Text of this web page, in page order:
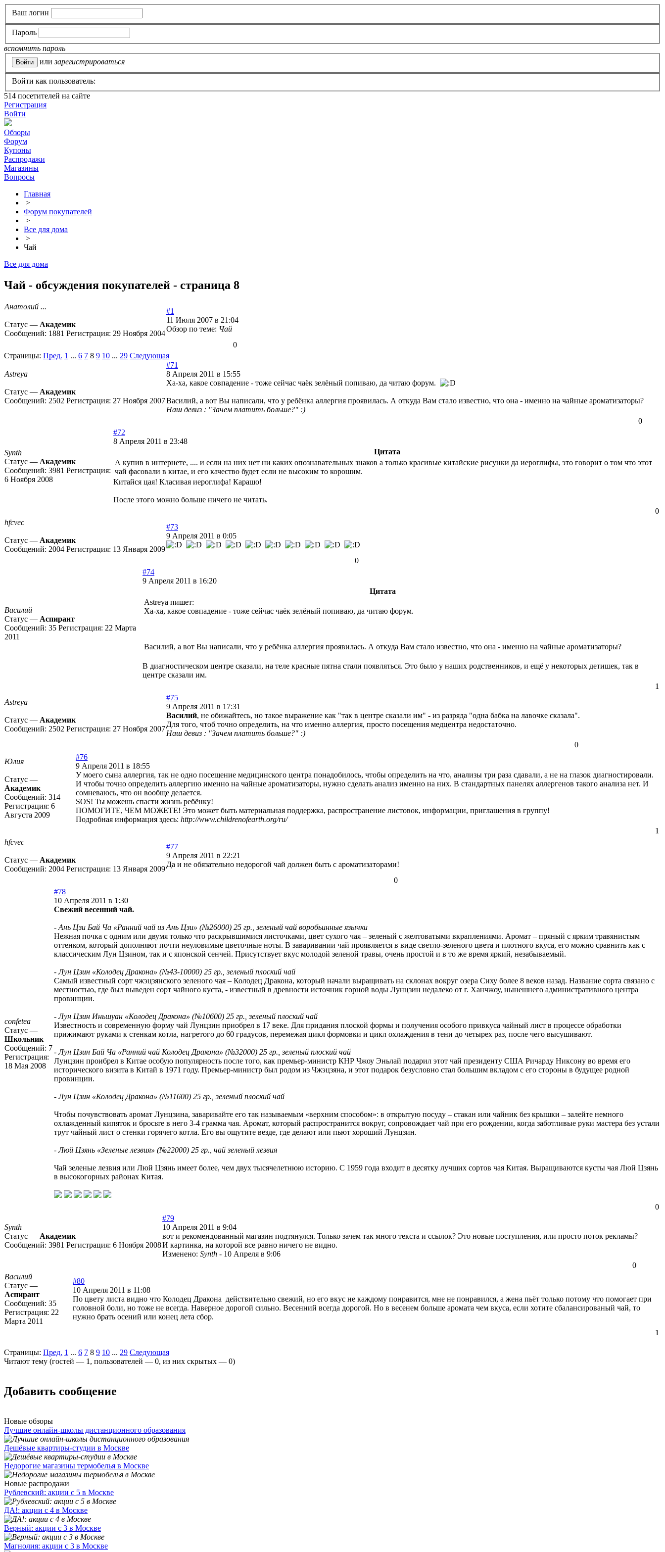
Ваш логин
Пароль
вспомнить пароль
или зарегистрироваться
Войти как пользователь:
514 посетителей на сайте
Регистрация
Войти
Обзоры
Форум
Купоны
Распродажи
Магазины
Вопросы
Главная
>
Форум покупателей
>
Все для дома
>
Чай
Все для дома
Чай - обсуждения покупателей - страница 8
Анатолий ...
Статус — Академик
Сообщений: 1881 Регистрация: 29 Ноября 2004
#1
11 Июля 2007 в 21:04
Обзор по теме: Чай
0
Страницы: Пред. 1 ... 6 7 8 9 10 ... 29 Следующая
Astreya
Статус — Академик
Сообщений: 2502 Регистрация: 27 Ноября 2007
#71
8 Апреля 2011 в 15:55
Ха-ха, какое совпадение - тоже сейчас чаёк зелёный попиваю, да читаю форум.
Василий, а вот Вы написали, что у ребёнка аллергия проявилась. А откуда Вам стало известно, что она - именно на чайные ароматизаторы?
Наш девиз : "Зачем платить больше?" :)
0
Synth
Статус — Академик
Сообщений: 3981 Регистрация:
6 Ноября 2008
#72
8 Апреля 2011 в 23:48
Цитата
А купив в интернете, .... и если на них нет ни каких опознавательных знаков а только красивые китайские рисунки да иероглифы, это говорит о том что этот
чай фасовали в китае, и его качество будет если не высоким то корошим.
Китайся цая! Класивая иероглифа! Карашо!
После этого можно больше ничего не читать.
0
hfcvec
Статус — Академик
Сообщений: 2004 Регистрация: 13 Января 2009
#73
9 Апреля 2011 в 0:05
0
Василий
Статус — Аспирант
Сообщений: 35 Регистрация: 22 Марта
2011
#74
9 Апреля 2011 в 16:20
Цитата
Astreya пишет:
Ха-ха, какое совпадение - тоже сейчас чаёк зелёный попиваю, да читаю форум.
Василий, а вот Вы написали, что у ребёнка аллергия проявилась. А откуда Вам стало известно, что она - именно на чайные ароматизаторы?
В диагностическом центре сказали, на теле красные пятна стали появляться. Это было у наших родственников, и ещё у некоторых детишек, так в
центре сказали им.
1
Astreya
Статус — Академик
Сообщений: 2502 Регистрация: 27 Ноября 2007
#75
9 Апреля 2011 в 17:31
Василий, не обижайтесь, но такое выражение как "так в центре сказали им" - из разряда "одна бабка на лавочке сказала".
Для того, чтоб точно определить, на что именно аллергия, просто посещения медцентра недостаточно.
Наш девиз : "Зачем платить больше?" :)
0
Юлия
Статус —
Академик
Сообщений: 314
Регистрация: 6
Августа 2009
#76
9 Апреля 2011 в 18:55
У моего сына аллергия, так не одно посещение медицинского центра понадобилось, чтобы определить на что, анализы три раза сдавали, а не на глазок диагностировали.
И чтобы точно определить аллергию именно на чайные ароматизаторы, нужно сделать анализ именно на них. В стандартных панелях аллергенов такого анализа нет. И
сомневаюсь, что он вообще делается.
SOS! Ты можешь спасти жизнь ребёнку!
ПОМОГИТЕ, ЧЕМ МОЖЕТЕ! Это может быть материальная поддержка, распространение листовок, информации, приглашения в группу!
Подробная информация здесь: http://www.childrenofearth.org/ru/
1
hfcvec
Статус — Академик
Сообщений: 2004 Регистрация: 13 Января 2009
#77
9 Апреля 2011 в 22:21
Да и не обязательно недорогой чай должен быть с ароматизаторами!
0
confetea
Статус —
Школьник
Сообщений: 7
Регистрация:
18 Мая 2008
#78
10 Апреля 2011 в 1:30
Свежий весенний чай.
- Ань Цзи Бай Ча «Ранний чай из Ань Цзи» (№26000) 25 гр., зеленый чай воробьинные язычки
Нежная почка с одним или двумя только что раскрывшимися листочками, цвет сухого чая – зеленый с желтоватыми вкраплениями. Аромат – пряный с ярким травянистым
оттенком, который дополняют почти неуловимые цветочные ноты. В заваривании чай проявляется в виде светло-зеленого цвета и плотного вкуса, его можно сравнить как с
классическим Лун Цзином, так и с японской сенчей. Присутствует вкус молодой зеленой травы, очень простой и в то же время яркий, незабываемый.
-Лун Цзин «Колодец Дракона» (№43-10000) 25 гр., зеленый плоский чай
Самый известный сорт чжэцзянского зеленого чая – Колодец Дракона, который начали выращивать на склонах вокруг озера Сиху более 8 веков назад. Название сорта связано с
местностью, где был выведен сорт чайного куста, - известный в древности источник горной воды Лунцзин недалеко от г. Ханчжоу, нынешнего административного центра
провинции.
-Лун Цзин Иньшуан «Колодец Дракона» (№10600) 25 гр., зеленый плоский чай
Известность и современную форму чай Лунцзин приобрел в 17 веке. Для придания плоской формы и получения особого привкуса чайный лист в процессе обработки
прижимают руками к стенкам котла, нагретого до 60 градусов, перемежая цикл формовки и цикл охлаждения в тени до четырех раз, после чего высушивают.
-Лун Цзин Бай Ча «Ранний чай Колодец Дракона» (№32000) 25 гр., зеленый плоский чай
Лунцзин проибрел в Китае особую популярность после того, как премьер-министр КНР Чжоу Эньлай подарил этот чай президенту США Ричарду Никсону во время его
исторического визита в Китай в 1971 году. Премьер-министр был родом из Чжэцзяна, и этот подарок безусловно стал большим вкладом с его стороны в будущее родной
провинции.
-Лун Цзин «Колодец Дракона» (№11600) 25 гр., зеленый плоский чай
Чтобы почувствовать аромат Лунцзина, заваривайте его так называемым «верхним способом»: в открытую посуду – стакан или чайник без крышки – залейте немного
охлажденный кипяток и бросьте в него 3-4 грамма чая. Аромат, который распространится вокруг, сопровождает чай при его рождении, когда заботливые руки мастера без устали
трут чайный лист о стенки горячего котла. Его вы ощутите везде, где делают или пьют хороший Лунцзин.
-Люй Цзянь «Зеленые лезвия» (№22000) 25 гр., чай зеленый лезвия
Чай зеленые лезвия или Люй Цзянь имеет более, чем двух тысячелетнюю историю. С 1959 года входит в десятку лучших сортов чая Китая. Выращиваются кусты чая Люй Цзянь
в высокогорных районах Китая.
0
Synth
Статус — Академик
Сообщений: 3981 Регистрация: 6 Ноября 2008
#79
10 Апреля 2011 в 9:04
вот и рекомендованный магазин подтянулся. Только зачем так много текста и ссылок? Это новые поступления, или просто поток рекламы?
И картинка, на которой все равно ничего не видно.
Изменено: Synth - 10 Апреля в 9:06
0
Василий
Статус —
Аспирант
Сообщений: 35
Регистрация: 22
Марта 2011
#80
10 Апреля 2011 в 11:08
По цвету листа видно что Колодец Дракона действительно свежий, но его вкус не каждому понравится, мне не понравился, а жена пьёт только потому что помогает при
головной боли, но тоже не всегда. Наверное дорогой сильно. Весенний всегда дорогой. Но в весенем больше аромата чем вкуса, если хотите сбалансированый чай, то
нужно брать осений или конец лета сбор.
1
Страницы: Пред. 1 ... 6 7 8 9 10 ... 29 Следующая
Читают тему (гостей — 1 , пользователей — 0, из них скрытых — 0)
Добавить сообщение
Новые обзоры
Лучшие онлайн-школы дистанционного образования
Дешёвые квартиры-студии в Москве
Недорогие магазины термобелья в Москве
Новые распродажи
Рублевский: акции с 5 в Москве
ДА!: акции с 4 в Москве
Верный: акции с 3 в Москве
Магнолия: акции с 3 в Москве